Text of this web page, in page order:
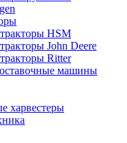
HSM
John Deere
Ritter
машины
харвестеры